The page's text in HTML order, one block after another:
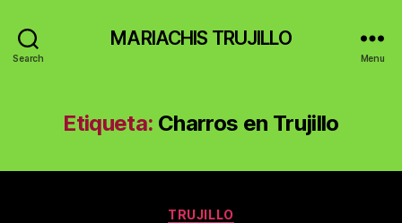
Search
MARIACHIS TRUJILLO
Menu
Etiqueta: Charros en Trujillo
Categories
TRUJILLO